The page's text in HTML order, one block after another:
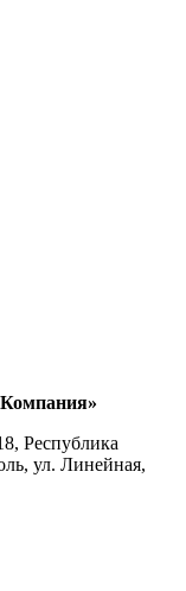
Республика
ул. Линейная,